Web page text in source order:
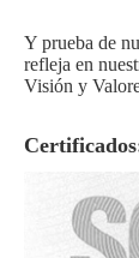
Y prueba de
refleja en
Visión y